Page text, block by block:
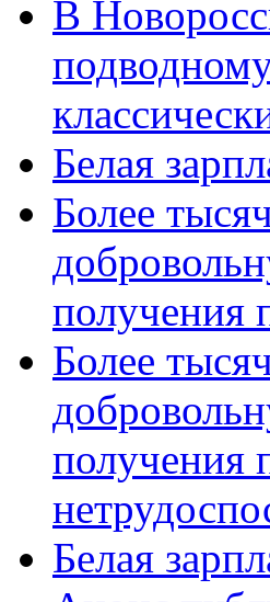
В
Белая
Более
получения
Более
получения
Белая